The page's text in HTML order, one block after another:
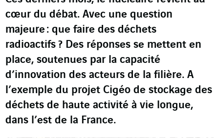
cœur du débat. Avec une question
majeure : que faire des déchets
radioactifs ? Des réponses se mettent en
place, soutenues par la capacité
d’innovation des acteurs de la filière. A
l’exemple du projet Cigéo de stockage des
déchets de haute activité à vie longue,
dans l’est de la France.